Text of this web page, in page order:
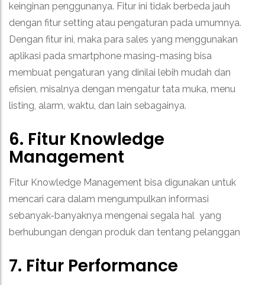
keinginan penggunanya. Fitur ini tidak berbeda jauh
dengan fitur setting atau pengaturan pada umumnya.
Dengan fitur ini, maka para sales yang menggunakan
aplikasi pada smartphone masing-masing bisa
membuat pengaturan yang dinilai lebih mudah dan
efisien, misalnya dengan mengatur tata muka, menu
listing, alarm, waktu, dan lain sebagainya.
6. Fitur Knowledge
Management
Fitur Knowledge Management bisa digunakan untuk
mencari cara dalam mengumpulkan informasi
sebanyak-banyaknya mengenai segala hal yang
berhubungan dengan produk dan tentang pelanggan
7. Fitur Performance